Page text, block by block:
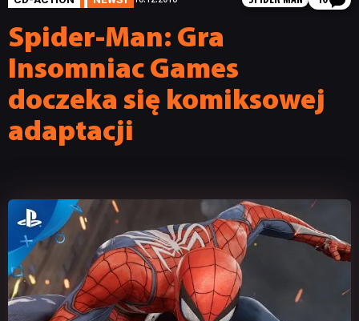
Spider-Man: Gra
Insomniac Games
doczeka się komiksowej
adaptacji